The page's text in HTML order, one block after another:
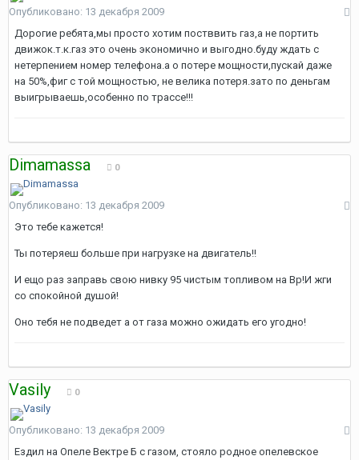
Опубликовано: 13 декабря 2009
Дорогие ребята,мы просто хотим постввить газ,а не портить
движок.т.к.газ это очень экономично и выгодно.буду ждать с
нетерпением номер телефона.а о потере мощности,пускай даже
на 50%,фиг с той мощностью, не велика потеря.зато по деньгам
выигрываешь,особенно по трассе!!!
Dimamassa 0
Опубликовано: 13 декабря 2009
Это тебе кажется!
Ты потеряеш больше при нагрузке на двигатель!!
И ещо раз заправь свою нивку 95 чистым топливом на Bp!И жги
со спокойной душой!
Оно тебя не подведет а от газа можно ожидать его угодно!
Vasily 0
Опубликовано: 13 декабря 2009
Ездил на Опеле Вектре Б с газом, стояло родное опелевское